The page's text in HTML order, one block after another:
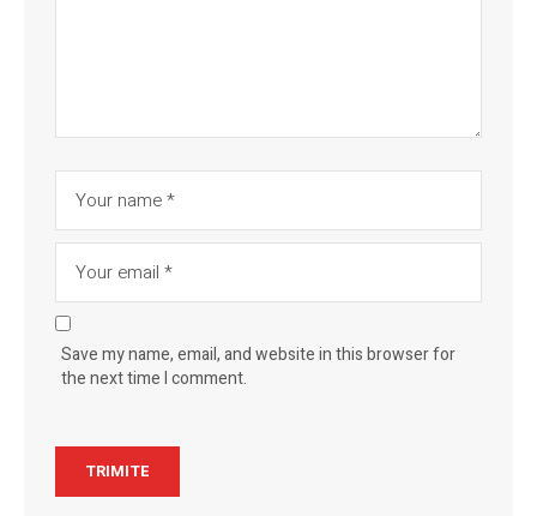
Save my name, email, and website in this browser for
the next time I comment.